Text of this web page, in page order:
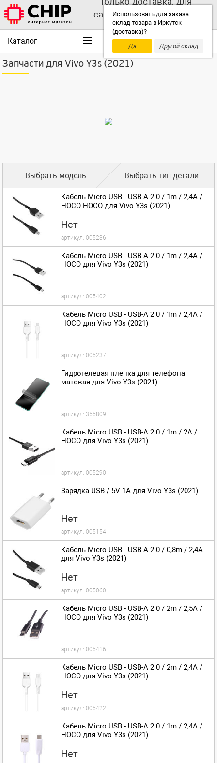
Использовать для заказа
склад товара в Иркутск
(доставка)?
Да
Другой склад
самовывоза выбирайте
другой склад!
Каталог
Запчасти для Vivo Y3s (2021)
Выбрать модель Выбрать тип детали
Кабель Micro USB - USB-A 2.0 / 1m / 2,4A /
HOCO HOCO для Vivo Y3s (2021)
Нет
артикул: 005236
Кабель Micro USB - USB-A 2.0 / 1m / 2,4A /
HOCO для Vivo Y3s (2021)
артикул: 005402
Кабель Micro USB - USB-A 2.0 / 1m / 2,4A /
HOCO для Vivo Y3s (2021)
артикул: 005237
Гидрогелевая пленка для телефона
матовая для Vivo Y3s (2021)
артикул: 355809
Кабель Micro USB - USB-A 2.0 / 1m / 2A /
HOCO для Vivo Y3s (2021)
артикул: 005290
Зарядка USB / 5V 1A для Vivo Y3s (2021)
Нет
артикул: 005154
Кабель Micro USB - USB-A 2.0 / 0,8m / 2,4A
для Vivo Y3s (2021)
Нет
артикул: 005060
Кабель Micro USB - USB-A 2.0 / 2m / 2,5A /
HOCO для Vivo Y3s (2021)
артикул: 005416
Кабель Micro USB - USB-A 2.0 / 2m / 2,4A /
HOCO для Vivo Y3s (2021)
Нет
артикул: 005422
Кабель Micro USB - USB-A 2.0 / 1m / 2,4A /
HOCO для Vivo Y3s (2021)
Нет